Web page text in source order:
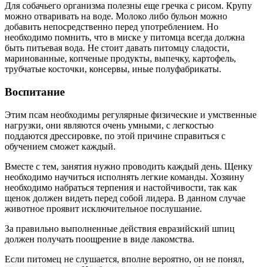
Для собачьего организма полезны еще гречка с рисом. Крупу
можно отваривать на воде. Молоко либо бульон можно
добавить непосредственно перед употреблением. Но
необходимо помнить, что в миске у питомца всегда должна
быть питьевая вода. Не стоит давать питомцу сладости,
маринованные, копченые продукты, выпечку, картофель,
трубчатые косточки, консервы, иные полуфабрикаты.
Воспитание
Этим псам необходимы регулярные физические и умственные
нагрузки, они являются очень умными, с легкостью
поддаются дрессировке, по этой причине справиться с
обучением сможет каждый.
Вместе с тем, занятия нужно проводить каждый день. Щенку
необходимо научиться исполнять легкие команды. Хозяину
необходимо набраться терпения и настойчивости, так как
щенок должен видеть перед собой лидера. В данном случае
животное проявит исключительное послушание.
За правильно выполненные действия евразийский шпиц
должен получать поощрение в виде лакомства.
Если питомец не слушается, вполне вероятно, он не понял,